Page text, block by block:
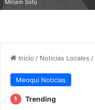
Miriam Soto
Inicio / Noticias Locales /
Meoqui Noticias
Trending